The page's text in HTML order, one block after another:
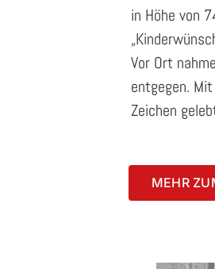
in Höhe von
Vor Ort
entgegen.
Zeichen
MEHR